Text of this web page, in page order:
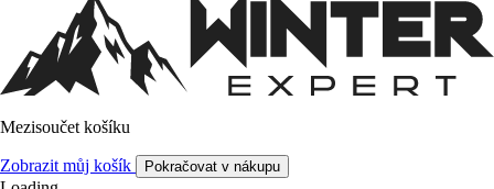
Mezisoučet košíku
Zobrazit můj košík Pokračovat v nákupu